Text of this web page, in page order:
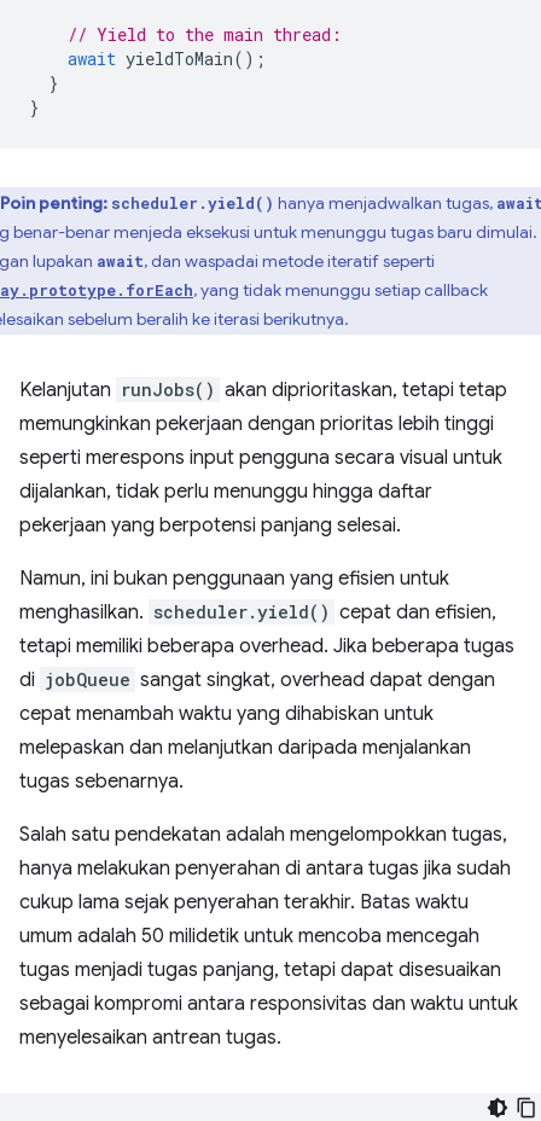
// Yield to the main thread:
await yieldToMain();
}
}
Poin penting: scheduler.yield() hanya menjadwalkan tugas,
benar-benar menjeda eksekusi untuk menunggu tugas baru dimulai.
lupakan await, dan waspadai metode iteratif seperti
, yang tidak menunggu setiap callback
sebelum beralih ke iterasi berikutnya.
Kelanjutan runJobs() akan diprioritaskan, tetapi tetap
memungkinkan pekerjaan dengan prioritas lebih tinggi
seperti merespons input pengguna secara visual untuk
dijalankan, tidak perlu menunggu hingga daftar
pekerjaan yang berpotensi panjang selesai.
Namun, ini bukan penggunaan yang efisien untuk
menghasilkan. scheduler.yield() cepat dan efisien,
tetapi memiliki beberapa overhead. Jika beberapa tugas
di jobQueue sangat singkat, overhead dapat dengan
cepat menambah waktu yang dihabiskan untuk
melepaskan dan melanjutkan daripada menjalankan
tugas sebenarnya.
Salah satu pendekatan adalah mengelompokkan tugas,
hanya melakukan penyerahan di antara tugas jika sudah
cukup lama sejak penyerahan terakhir. Batas waktu
umum adalah 50 milidetik untuk mencoba mencegah
tugas menjadi tugas panjang, tetapi dapat disesuaikan
sebagai kompromi antara responsivitas dan waktu untuk
menyelesaikan antrean tugas.